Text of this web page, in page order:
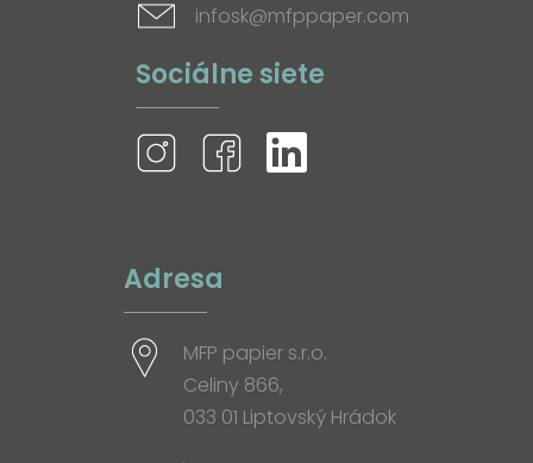
infosk@mfppaper.com
Sociálne siete
Adresa
MFP papier s.r.o.
Celiny 866,
033 01 Liptovský Hrádok